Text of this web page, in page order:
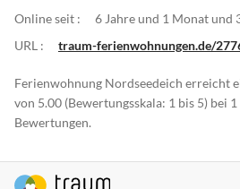
Online seit :
6 Jahre und 1 Monat und
URL :
traum-ferienwohnungen.de/
Ferienwohnung Nordseedeich erreicht
von 5.00 (Bewertungsskala: 1 bis 5) bei 1
Bewertungen.